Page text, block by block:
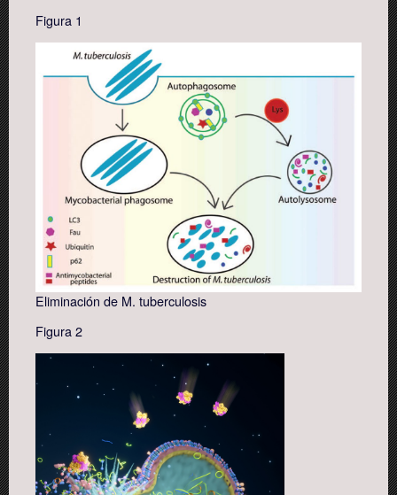
Figura 1
Eliminación de M. tuberculosis
Figura 2